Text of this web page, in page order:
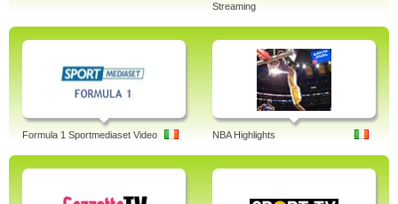
Streaming
Formula 1 Sportmediaset Video NBA Highlights